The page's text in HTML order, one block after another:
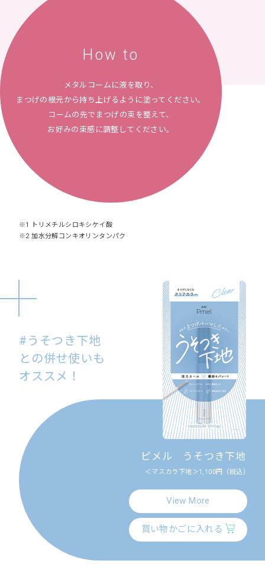
How to
メタルコームに液を取り、
まつげの根元から持ち上げるように塗ってください。
コームの先でまつげの束を整えて、
お好みの束感に調整してください。
※1 トリメチルシロキシケイ酸
※2 加水分解コンキオリンタンパク
#うそつき下地
との併せ使いも
オススメ！
ピメル うそつき下地
＜マスカラ下地＞1,100円（税込）
View More
買い物かごに入れる